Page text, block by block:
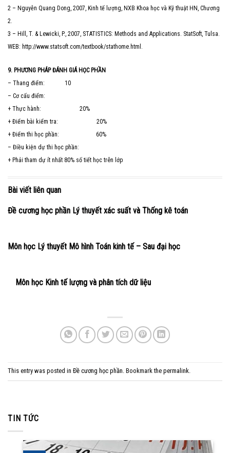
2 – Nguyễn Quang Dong, 2007, Kinh tế lượng, NXB Khoa học và Kỹ thuật HN, Chương
2.
3 – Hill, T. & Lewicki, P., 2007, STATISTICS: Methods and Applications. StatSoft, Tulsa.
WEB: http://www.statsoft.com/textbook/stathome.html.
9. PHƯƠNG PHÁP ĐÁNH GIÁ HỌC PHẦN
– Thang điểm: 10
– Cơ cấu điểm:
+ Thực hành: 20%
+ Điểm bài kiểm tra: 20%
+ Điểm thi học phần: 60%
– Điều kiện dự thi học phần:
+ Phải tham dự ít nhất 80% số tiết học trên lớp
Bài viết liên quan
Đề cương học phần Lý thuyết xác suất và Thống kê toán
Môn học Lý thuyết Mô hình Toán kinh tế – Sau đại học
Môn học Kinh tế lượng và phân tích dữ liệu
This entry was posted in Đề cương học phần. Bookmark the permalink.
TIN TỨC